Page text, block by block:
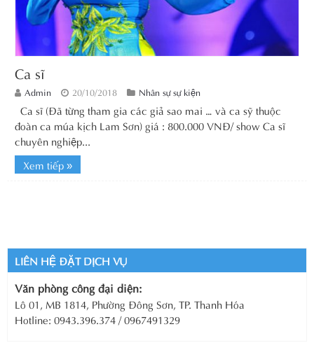
Ca sĩ
Admin 20/10/2018 Nhân sự sự kiện
Ca sĩ (Đã từng tham gia các giả sao mai … và ca sỹ thuộc
đoàn ca múa kịch Lam Sơn) giá : 800.000 VNĐ/ show Ca sĩ
chuyên nghiệp...
Xem tiếp »
LIÊN HỆ ĐẶT DỊCH VỤ
Văn phòng công đại diện:
Lô 01, MB 1814, Phường Đông Sơn, TP. Thanh Hóa
Hotline: 0943.396.374 / 0967491329